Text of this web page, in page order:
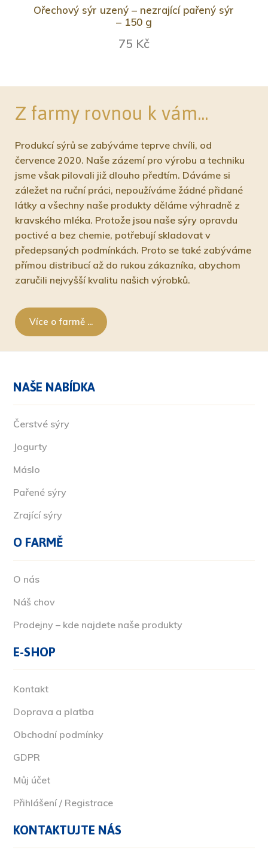
Ořechový sýr uzený – nezrající pařený sýr
– 150 g
75 Kč
Z farmy rovnou k vám...
Produkcí sýrů se zabýváme teprve chvíli, od
července 2020. Naše zázemí pro výrobu a techniku
jsme však pilovali již dlouho předtím. Dáváme si
záležet na ruční práci, nepoužíváme žádné přidané
látky a všechny naše produkty děláme výhradně z
kravského mléka. Protože jsou naše sýry opravdu
poctivé a bez chemie, potřebují skladovat v
předepsaných podmínkách. Proto se také zabýváme
přímou distribucí až do rukou zákazníka, abychom
zaručili nejvyšší kvalitu našich výrobků.
Více o farmě ...
NAŠE NABÍDKA
Čerstvé sýry
Jogurty
Máslo
Pařené sýry
Zrající sýry
O FARMĚ
O nás
Náš chov
Prodejny – kde najdete naše produkty
E-SHOP
Kontakt
Doprava a platba
Obchodní podmínky
GDPR
Můj účet
Přihlášení / Registrace
KONTAKTUJTE NÁS